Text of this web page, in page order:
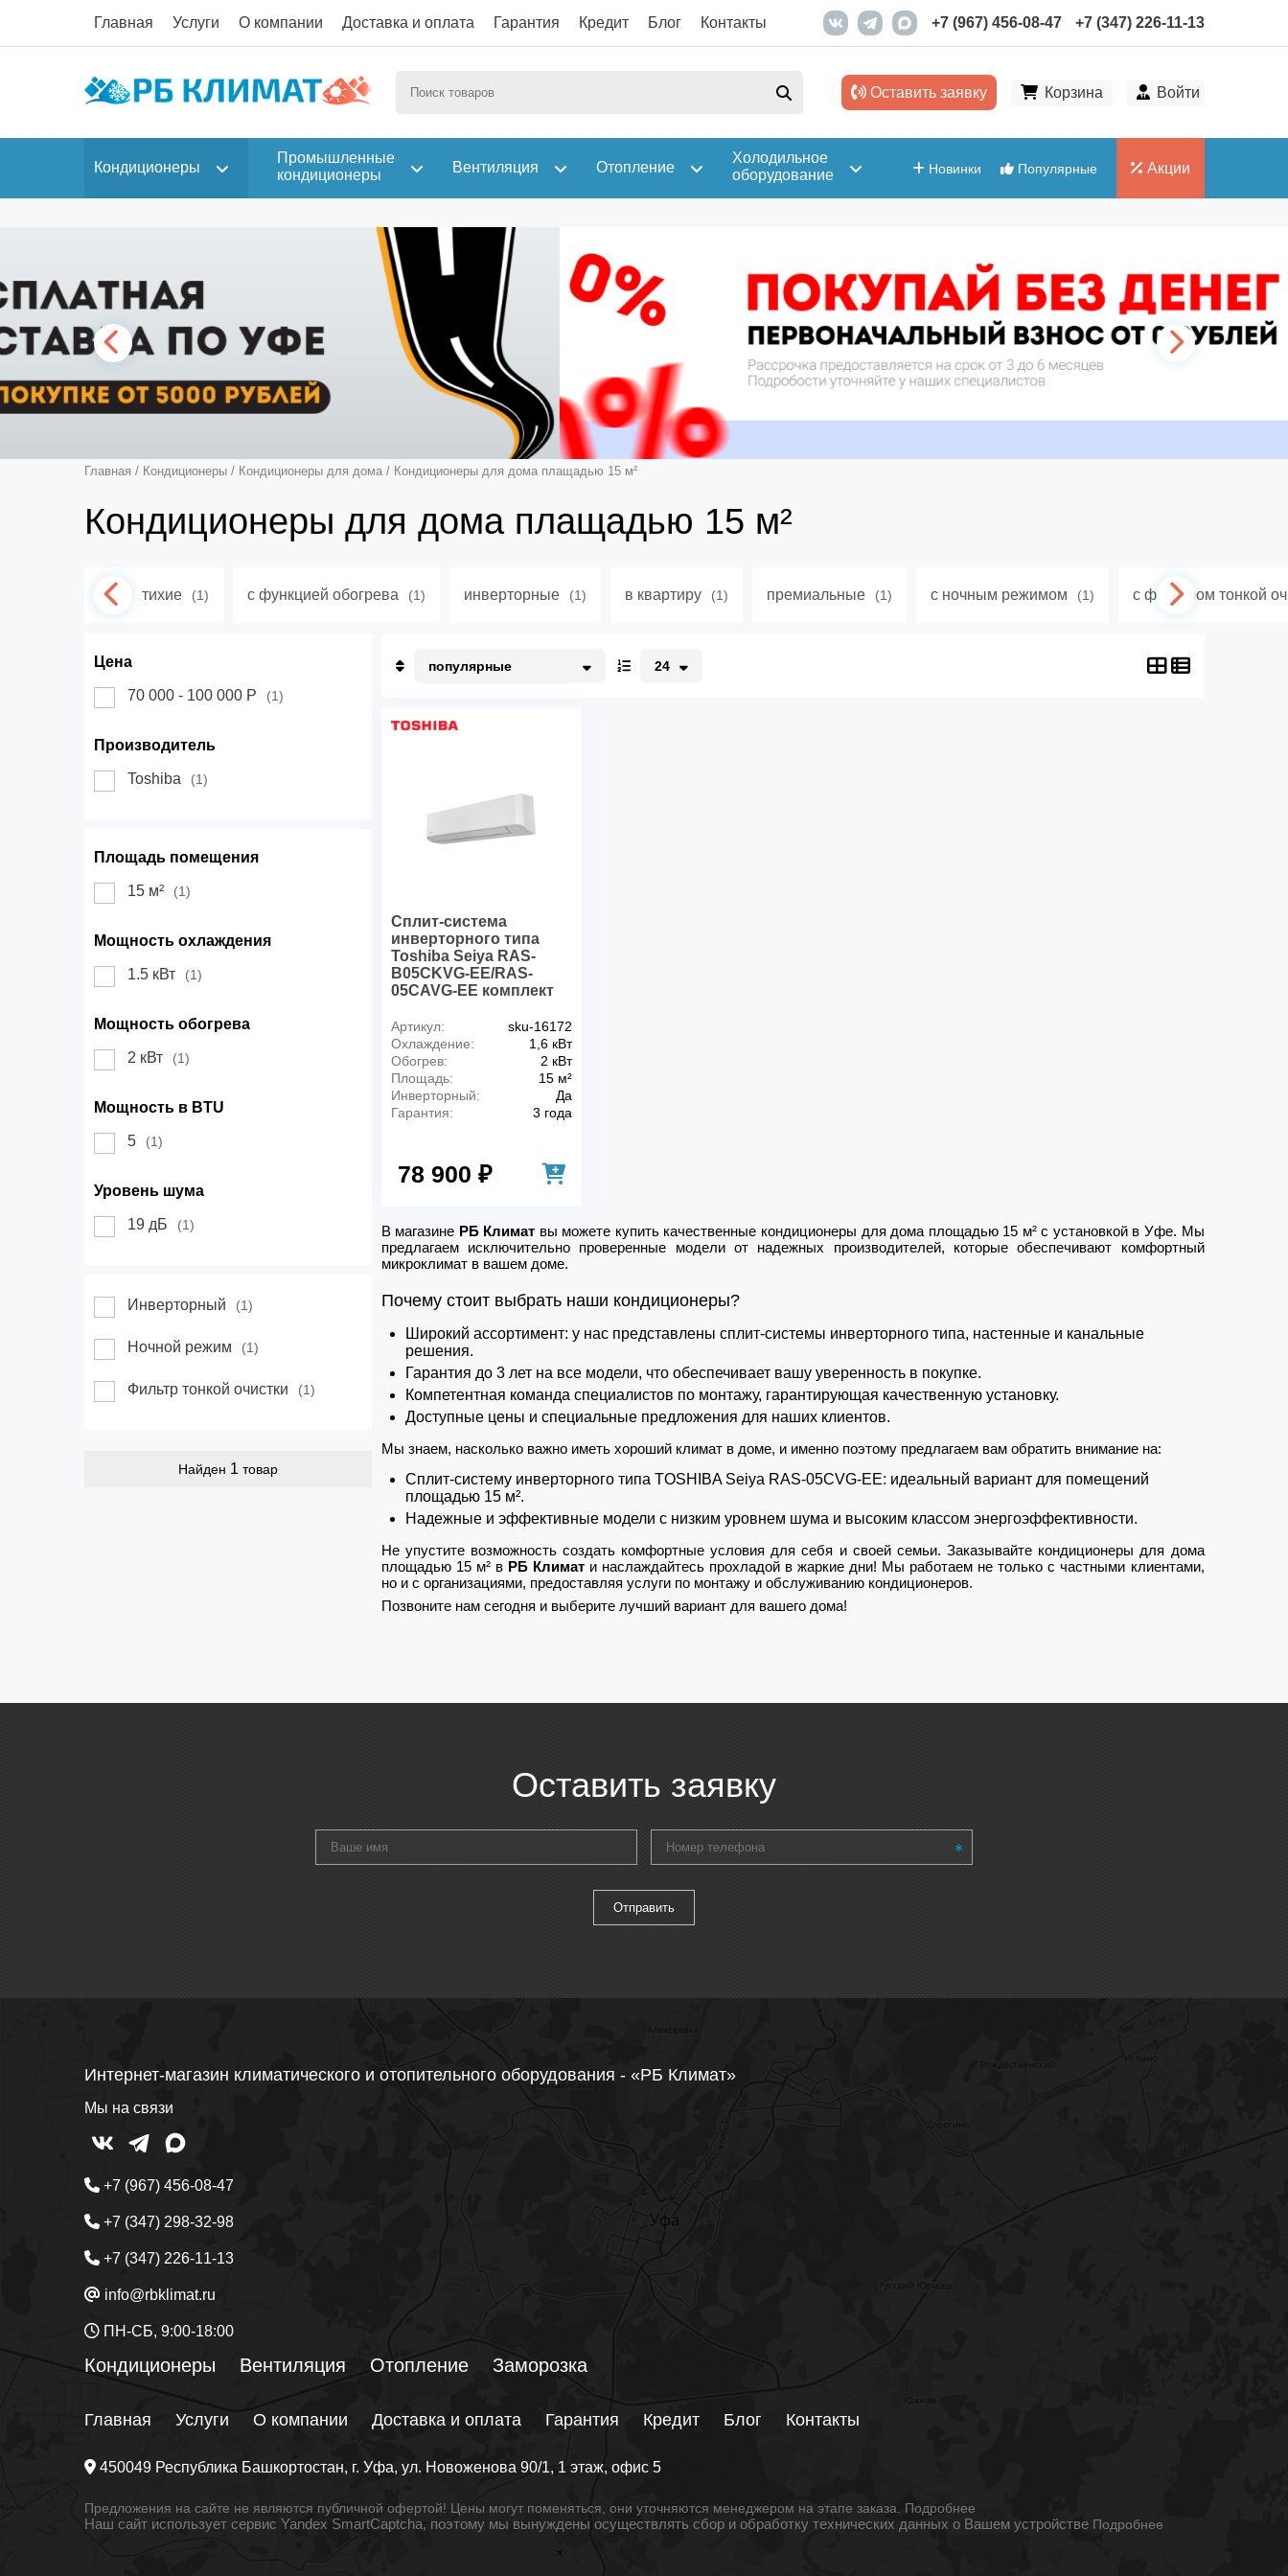
Главная Услуги О компании Доставка и оплата Гарантия Кредит Блог Контакты +7 (967) 456-08-47 +7 (347) 226-11-13
Оставить заявку Корзина Войти
Новинки Популярные Акции
Кондиционеры
Промышленные
кондиционеры
Вентиляция Отопление
Холодильное
оборудование
Главная / Кондиционеры / Кондиционеры для дома / Кондиционеры для дома плащадью 15 м²
Кондиционеры для дома плащадью 15 м²
тихие (1) с функцией обогрева (1) инверторные (1) в квартиру (1) премиальные (1) с ночным режимом (1) с фильтром тонкой
Цена
70 000 - 100 000 Р (1)
Производитель
Toshiba (1)
Площадь помещения
15 м² (1)
Мощность охлаждения
1.5 кВт (1)
Мощность обогрева
2 кВт (1)
Мощность в BTU
5 (1)
Уровень шума
19 дБ (1)
Инверторный (1)
Ночной режим (1)
Фильтр тонкой очистки (1)
Найден 1 товар
Недорогие
популярные 24
Сплит-система
инверторного типа
Toshiba Seiya RAS-
B05CKVG-EE/RAS-
05CAVG-EE комплект
Артикул:
sku-16172
Охлаждение:
1,6 кВт
Обогрев:
2 кВт
Площадь:
15 м²
Инверторный:
Да
Гарантия:
3 года
78 900 ₽
В магазине РБ Климат вы можете купить качественные кондиционеры для дома площадью 15 м² с установкой в Уфе. Мы
предлагаем исключительно проверенные модели от надежных производителей, которые обеспечивают комфортный
микроклимат в вашем доме.
Почему стоит выбрать наши кондиционеры?
Широкий ассортимент: у нас представлены сплит-системы инверторного типа, настенные и канальные
решения.
Гарантия до 3 лет на все модели, что обеспечивает вашу уверенность в покупке.
Компетентная команда специалистов по монтажу, гарантирующая качественную установку.
Доступные цены и специальные предложения для наших клиентов.
Мы знаем, насколько важно иметь хороший климат в доме, и именно поэтому предлагаем вам обратить внимание на:
Сплит-систему инверторного типа TOSHIBA Seiya RAS-05CVG-EE: идеальный вариант для помещений
площадью 15 м².
Надежные и эффективные модели с низким уровнем шума и высоким классом энергоэффективности.
Не упустите возможность создать комфортные условия для себя и своей семьи. Заказывайте кондиционеры для дома
площадью 15 м² в РБ Климати наслаждайтесь прохладой в жаркие дни! Мы работаем не только с частными клиентами,
но и с организациями, предоставляя услуги по монтажу и обслуживанию кондиционеров.
Позвоните нам сегодня и выберите лучший вариант для вашего дома!
Оставить заявку
Интернет-магазин климатического и отопительного оборудования - «РБ Климат»
Мы на связи
+7 (967) 456-08-47
+7 (347) 298-32-98
+7 (347) 226-11-13
info@rbklimat.ru
ПН-СБ, 9:00-18:00
Кондиционеры Вентиляция Отопление Заморозка
Главная Услуги О компании Доставка и оплата Гарантия Кредит Блог Контакты
450049 Республика Башкортостан, г. Уфа, ул. Новоженова 90/1, 1 этаж, офис 5
Предложения на сайте не являются публичной офертой! Цены могут поменяться, они уточняются менеджером на этапе заказа. Подробнее
Наш сайт использует сервис Yandex SmartCaptcha, поэтому мы вынуждены осуществлять сбор и обработку технических данных о Вашем устройстве Подробнее